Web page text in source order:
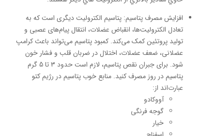
افزایش مصرف پتاسیم: پتاسیم الکترولیت دیگری است که به
تعادل الکترولیت‌ها، انقباض عضلات، انتقال پیام‌های عصبی و
تولید پروتئین کمک می‌کند. کمبود پتاسیم می‌تواند باعث کرامپ
عضلانی، ضعف عضلات، اختلال در ضربان قلب و فشار خون
شود. برای جبران نقص پتاسیم، لازم است حدود 3 تا 5 گرم
پتاسیم در روز مصرف کنید. منابع خوب پتاسیم در رژیم کتو
عبارت‌اند از:
آووکادو
گوجه فرنگی
خیار